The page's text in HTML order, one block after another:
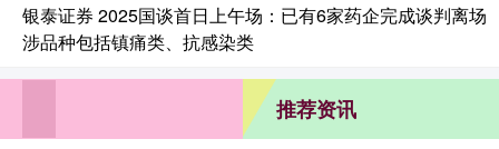
银泰证券 2025国谈首日上午场：已有6家药企完成谈判离场
涉品种包括镇痛类、抗感染类
推荐资讯